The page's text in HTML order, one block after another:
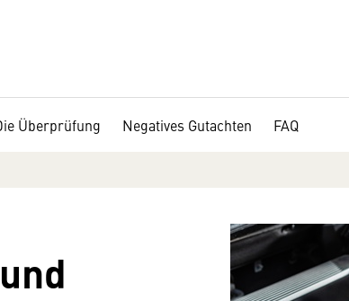
Überprüfung Negatives Gutachten FAQ